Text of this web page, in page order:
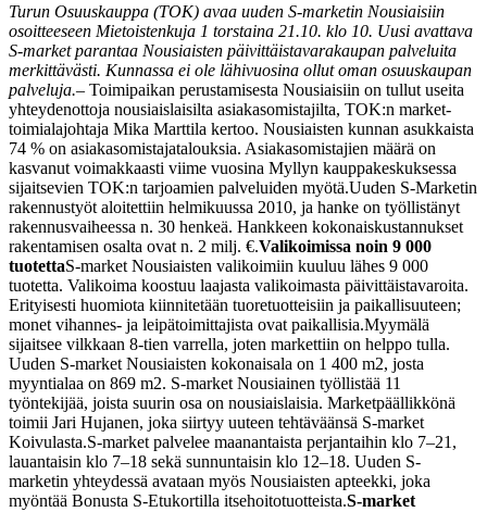
Turun Osuuskauppa (TOK) avaa uuden S-marketin Nousiaisiin
osoitteeseen Mietoistenkuja 1 torstaina 21.10. klo 10. Uusi avattava
S-market parantaa Nousiaisten päivittäistavarakaupan palveluita
merkittävästi. Kunnassa ei ole lähivuosina ollut oman osuuskaupan
palveluja.– Toimipaikan perustamisesta Nousiaisiin on tullut useita
yhteydenottoja nousiaislaisilta asiakasomistajilta, TOK:n market-
toimialajohtaja Mika Marttila kertoo. Nousiaisten kunnan asukkaista
74 % on asiakasomistajatalouksia. Asiakasomistajien määrä on
kasvanut voimakkaasti viime vuosina Myllyn kauppakeskuksessa
sijaitsevien TOK:n tarjoamien palveluiden myötä.Uuden S-Marketin
rakennustyöt aloitettiin helmikuussa 2010, ja hanke on työllistänyt
rakennusvaiheessa n. 30 henkeä. Hankkeen kokonaiskustannukset
rakentamisen osalta ovat n. 2 milj. €.Valikoimissa noin 9 000
tuotettaS-market Nousiaisten valikoimiin kuuluu lähes 9 000
tuotetta. Valikoima koostuu laajasta valikoimasta päivittäistavaroita.
Erityisesti huomiota kiinnitetään tuoretuotteisiin ja paikallisuuteen;
monet vihannes- ja leipätoimittajista ovat paikallisia.Myymälä
sijaitsee vilkkaan 8-tien varrella, joten markettiin on helppo tulla.
Uuden S-market Nousiaisten kokonaisala on 1 400 m2, josta
myyntialaa on 869 m2. S-market Nousiainen työllistää 11
työntekijää, joista suurin osa on nousiaislaisia. Marketpäällikkönä
toimii Jari Hujanen, joka siirtyy uuteen tehtäväänsä S-market
Koivulasta.S-market palvelee maanantaista perjantaihin klo 7–21,
lauantaisin klo 7–18 sekä sunnuntaisin klo 12–18. Uuden S-
marketin yhteydessä avataan myös Nousiaisten apteekki, joka
myöntää Bonusta S-Etukortilla itsehoitotuotteista.S-market